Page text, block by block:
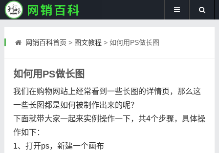
网销百科首页 > 图文教程 >如何用PS做长图
如何用PS做长图
我们在购物网站上经常看到一些长图的详情页，那么这
一些长图都是如何被制作出来的呢？
下面就带大家一起来实例操作一下，共4个步骤，具体操
作如下：
1、打开ps，新建一个画布